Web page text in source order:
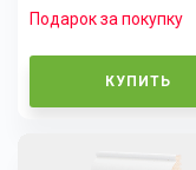
Подарок за покупку
КУПИТЬ